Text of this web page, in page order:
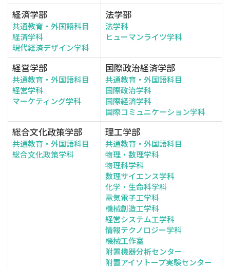
経済学部
共通教育・外国語科目
経済学科
現代経済デザイン学科
法学部
法学科
ヒューマンライツ学科
経営学部
共通教育・外国語科目
経営学科
マーケティング学科
国際政治経済学部
共通教育・外国語科目
国際政治学科
国際経済学科
国際コミュニケーション学科
総合文化政策学部
共通教育・外国語科目
総合文化政策学科
理工学部
共通教育・外国語科目
物理・数理学科
物理科学科
数理サイエンス学科
化学・生命科学科
電気電子工学科
機械創造工学科
経営システム工学科
情報テクノロジー学科
機械工作室
附置機器分析センター
附置アイソトープ実験センター